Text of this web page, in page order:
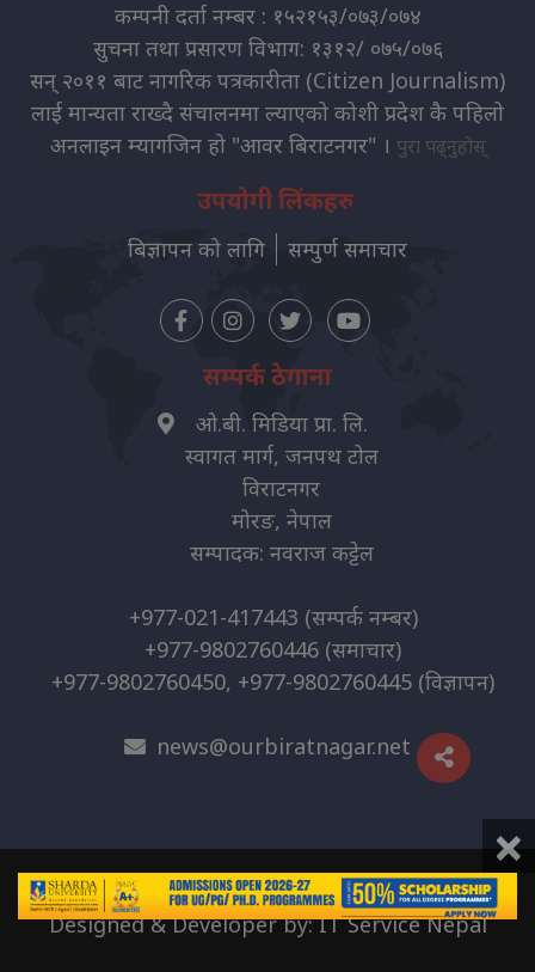
कम्पनी दर्ता नम्बर : १५२१५३/०७३/०७४
सुचना तथा प्रसारण विभाग: १३१२/ ०७५/०७६
सन् २०११ बाट नागरिक पत्रकारीता (Citizen Journalism)
लाई मान्यता राख्दै संचालनमा ल्याएको कोशी प्रदेश कै पहिलो
अनलाइन म्यागजिन हो "आवर बिराटनगर" । पुरा पढ्नुहोस्
उपयोगी लिंकहरु
बिज्ञापन को लागि सम्पुर्ण समाचार
सम्पर्क ठेगाना
ओ.बी. मिडिया प्रा. लि.
स्वागत मार्ग, जनपथ टोल
विराटनगर
मोरङ, नेपाल
सम्पादक: नवराज कट्टेल
+977-021-417443 (सम्पर्क नम्बर)
+977-9802760446 (समाचार)
+977-9802760450, +977-9802760445 (विज्ञापन)
news@ourbiratnagar.net
© 2026 | O.B. Media Pvt. Ltd
Designed & Developer by:IT Service Nepal
×